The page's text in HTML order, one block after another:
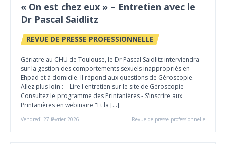
« On est chez eux » – Entretien avec le
Dr Pascal Saidlitz
REVUE DE PRESSE PROFESSIONNELLE
Gériatre au CHU de Toulouse, le Dr Pascal Saidlitz interviendra
sur la gestion des comportements sexuels inappropriés en
Ehpad et à domicile. Il répond aux questions de Géroscopie.
Allez plus loin : - Lire l'entretien sur le site de Géroscopie -
Consultez le programme des Printanières - S'inscrire aux
Printanières en webinaire "Et la […]
Vendredi 27 février 2026 Revue de presse professionnelle